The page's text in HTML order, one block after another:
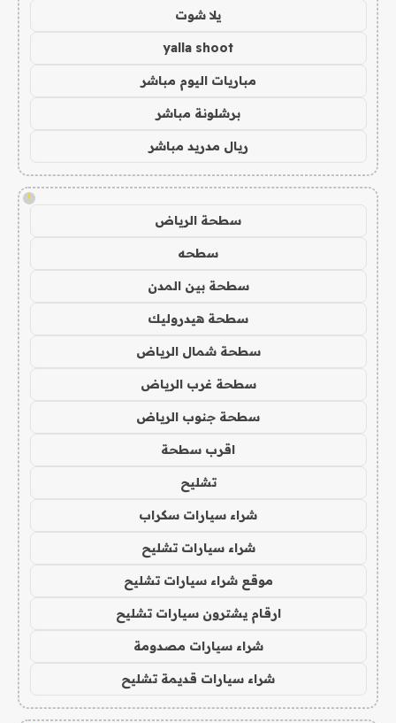
يلا شوت
yalla shoot
مباريات اليوم مباشر
برشلونة مباشر
ريال مدريد مباشر
!
سطحة الرياض
سطحه
سطحة بين المدن
سطحة هيدروليك
سطحة شمال الرياض
سطحة غرب الرياض
سطحة جنوب الرياض
اقرب سطحة
تشليح
شراء سيارات سكراب
شراء سيارات تشليح
موقع شراء سيارات تشليح
ارقام يشترون سيارات تشليح
شراء سيارات مصدومة
شراء سيارات قديمة تشليح